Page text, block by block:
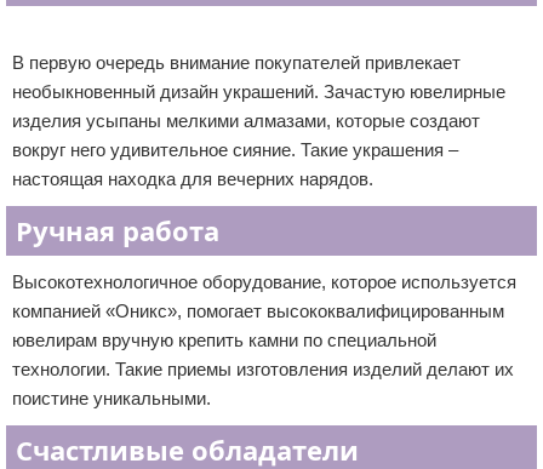
В первую очередь внимание покупателей привлекает
необыкновенный дизайн украшений. Зачастую ювелирные
изделия усыпаны мелкими алмазами, которые создают
вокруг него удивительное сияние. Такие украшения –
настоящая находка для вечерних нарядов.
Ручная работа
Высокотехнологичное оборудование, которое используется
компанией «Оникс», помогает высококвалифицированным
ювелирам вручную крепить камни по специальной
технологии. Такие приемы изготовления изделий делают их
поистине уникальными.
Счастливые обладатели